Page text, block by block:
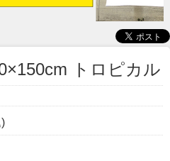
トロピカル